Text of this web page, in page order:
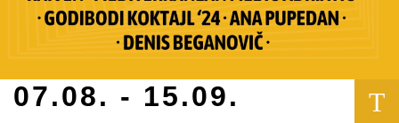
07.08. - 15.09.
T